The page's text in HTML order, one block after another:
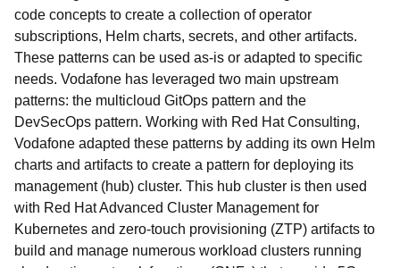
code concepts to create a collection of operator
subscriptions, Helm charts, secrets, and other artifacts.
These patterns can be used as-is or adapted to specific
needs. Vodafone has leveraged two main upstream
patterns: the multicloud GitOps pattern and the
DevSecOps pattern. Working with Red Hat Consulting,
Vodafone adapted these patterns by adding its own Helm
charts and artifacts to create a pattern for deploying its
management (hub) cluster. This hub cluster is then used
with Red Hat Advanced Cluster Management for
Kubernetes and zero-touch provisioning (ZTP) artifacts to
build and manage numerous workload clusters running